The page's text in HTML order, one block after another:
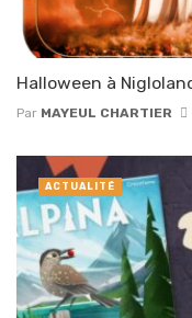
Halloween à
Par MAYEUL CHARTIER
ACTUALITÉ